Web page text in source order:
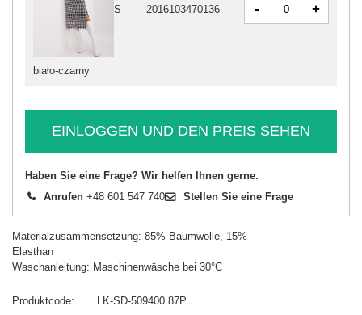
biało-czarny
S 2016103470136 - +
EINLOGGEN UND DEN PREIS SEHEN
Haben Sie eine Frage? Wir helfen Ihnen gerne.
Anrufen +48 601 547 740 Stellen Sie eine Frage
Materialzusammensetzung: 85% Baumwolle, 15%
Elasthan
Waschanleitung: Maschinenwäsche bei 30°C
Produktcode
LK-SD-509400.87P